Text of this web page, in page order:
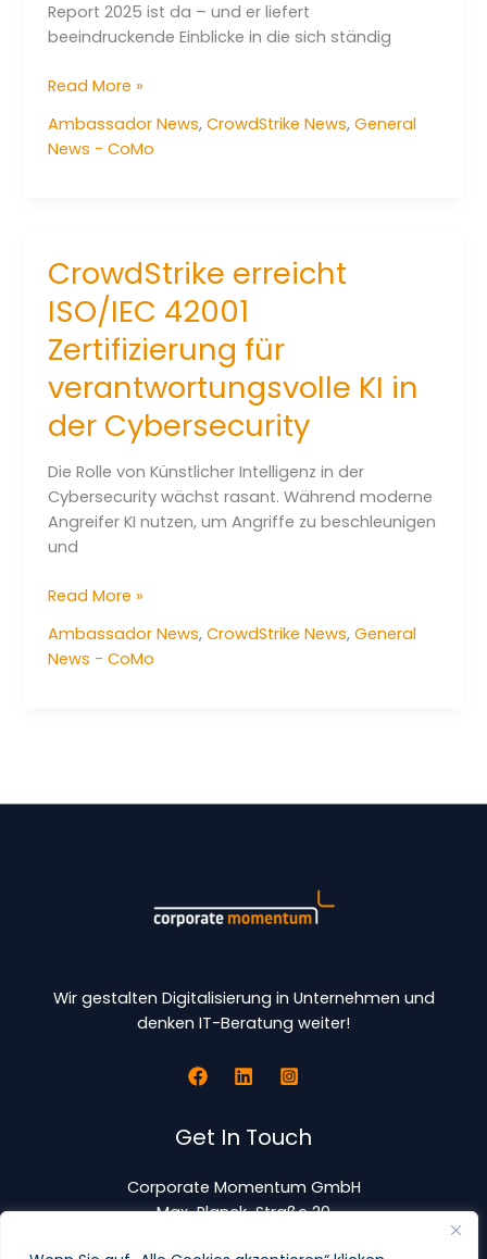
Report 2025 ist da – und er liefert
beeindruckende Einblicke in die sich ständig
CrowdStrike
Hunting
Report
Einblicke
in
die
Cyberbedrohungslandschaft
Read More »
Ambassador News,CrowdStrike News,General
News - CoMo
CrowdStrike erreicht
ISO/IEC 42001
Zertifizierung für
verantwortungsvolle KI in
der Cybersecurity
Die Rolle von Künstlicher Intelligenz in der
Cybersecurity wächst rasant. Während moderne
Angreifer KI nutzen, um Angriffe zu beschleunigen
und
CrowdStrike
ISO/IEC
42001
Read More »
Ambassador News,CrowdStrike News,General
News - CoMo
Wir gestalten Digitalisierung in Unternehmen und
denken IT-Beratung weiter!
Get In Touch
Corporate Momentum GmbH
Max-Planck-Straße 20